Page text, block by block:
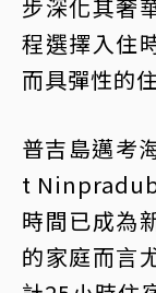
步深化其奢
程選擇入住
而具彈性的
普吉島邁考
t Ninpradub
時間已成為
的家庭而言